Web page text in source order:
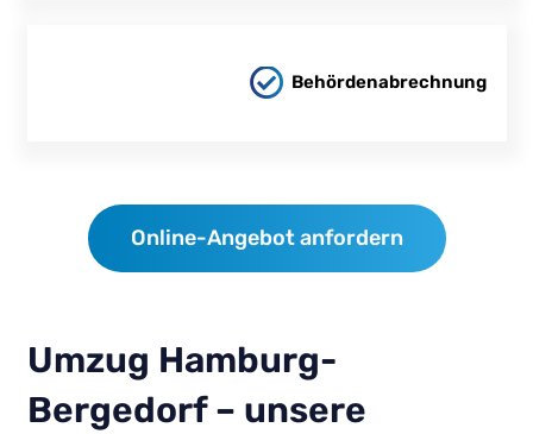
Behördenabrechnung
Online-Angebot anfordern
Umzug Hamburg-
Bergedorf – unsere